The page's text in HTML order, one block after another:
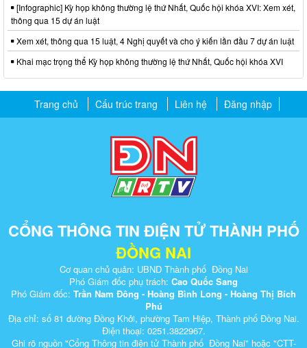
[Infographic] Kỳ họp không thường lệ thứ Nhất, Quốc hội khóa XVI: Xem xét,
thông qua 15 dự án luật
Xem xét, thông qua 15 luật, 4 Nghị quyết và cho ý kiến lần đầu 7 dự án luật
Khai mạc trọng thể Kỳ họp không thường lệ thứ Nhất, Quốc hội khóa XVI
Trang chủ Cấu trúc trang Liên hệ Đăng nhập
CỔNG THÔNG TIN ĐIỆN TỬ THÀNH PHỐ
ĐỒNG NAI
Cơ quan chủ quản: UBND Thành phố Đồng Nai
Phó Giám đốc phụ trách: Cao Quốc Sang
Phó Giám đốc: Trần Nam Đông - Hoàng Bình Long - Hoàng Thị Bích
Phú
Địa chỉ: số 81 đường Đồng Khởi, phường Tam Hiệp, Thành phố Đồng Nai.
Điện thoại: 0251.3822967.
Ghi rõ nguồn "Cổng Thông tin điện tử Thành phố Đồng Nai" hoặc "CTT-